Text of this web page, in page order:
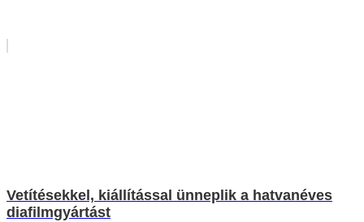
Vetítésekkel, kiállítással ünneplik a hatvanéves
diafilmgyártást